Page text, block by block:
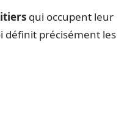
qui occupent leur
définit précisément les